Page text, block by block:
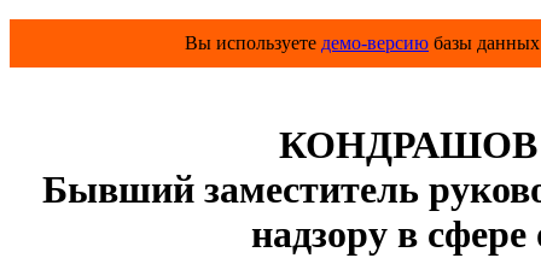
Вы используете демо-версию базы
КОНДРАШОВ
Бывший заместитель
надзору в